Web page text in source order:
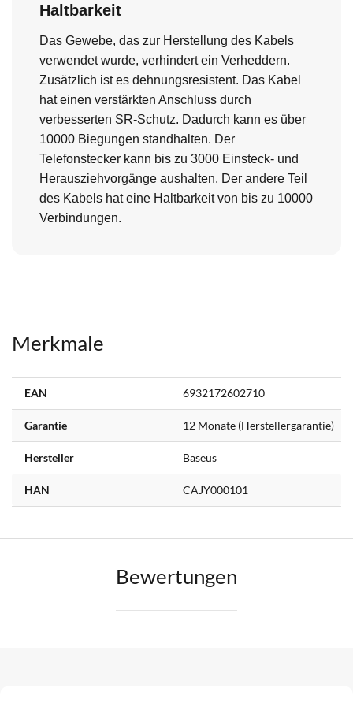
Haltbarkeit
Das Gewebe, das zur Herstellung des Kabels
verwendet wurde, verhindert ein Verheddern.
Zusätzlich ist es dehnungsresistent. Das Kabel
hat einen verstärkten Anschluss durch
verbesserten SR-Schutz. Dadurch kann es über
10000 Biegungen standhalten. Der
Telefonstecker kann bis zu 3000 Einsteck- und
Herausziehvorgänge aushalten. Der andere Teil
des Kabels hat eine Haltbarkeit von bis zu 10000
Verbindungen.
Merkmale
EAN 6932172602710
Garantie 12 Monate (Herstellergarantie)
Hersteller Baseus
HAN CAJY000101
Bewertungen